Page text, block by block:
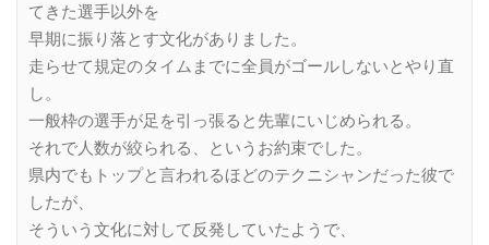
てきた選手以外を
早期に振り落とす文化がありました。
走らせて規定のタイムまでに全員がゴールしないとやり直
し。
一般枠の選手が足を引っ張ると先輩にいじめられる。
それで人数が絞られる、というお約束でした。
県内でもトップと言われるほどのテクニシャンだった彼で
したが、
そういう文化に対して反発していたようで、